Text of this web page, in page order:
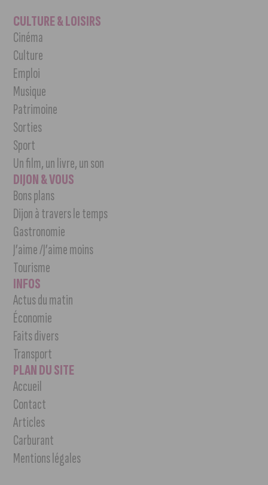
CULTURE & LOISIRS
Cinéma
Culture
Emploi
Musique
Patrimoine
Sorties
Sport
Un film, un livre, un son
DIJON & VOUS
Bons plans
Dijon à travers le temps
Gastronomie
J’aime /J’aime moins
Tourisme
INFOS
Actus du matin
Économie
Faits divers
Transport
PLAN DU SITE
Accueil
Contact
Articles
Carburant
Mentions légales